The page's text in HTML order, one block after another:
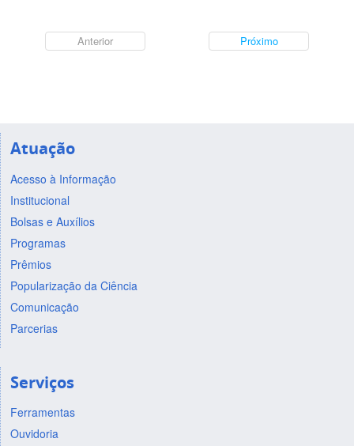
Anterior Próximo
Atuação
Acesso à Informação
Institucional
Bolsas e Auxílios
Programas
Prêmios
Popularização da Ciência
Comunicação
Parcerias
Serviços
Ferramentas
Ouvidoria